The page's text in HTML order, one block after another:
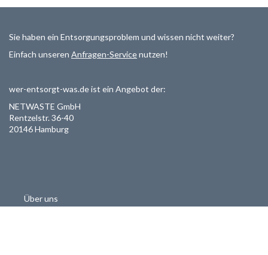
Sie haben ein Entsorgungsproblem und wissen nicht weiter?
Einfach unseren Anfragen-Servicenutzen!
wer-entsorgt-was.de ist ein Angebot der:
NETWASTE GmbH
Rentzelstr. 36-40
20146 Hamburg
Über uns